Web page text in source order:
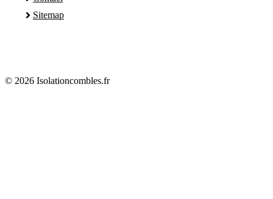
Sitemap
© 2026 Isolationcombles.fr